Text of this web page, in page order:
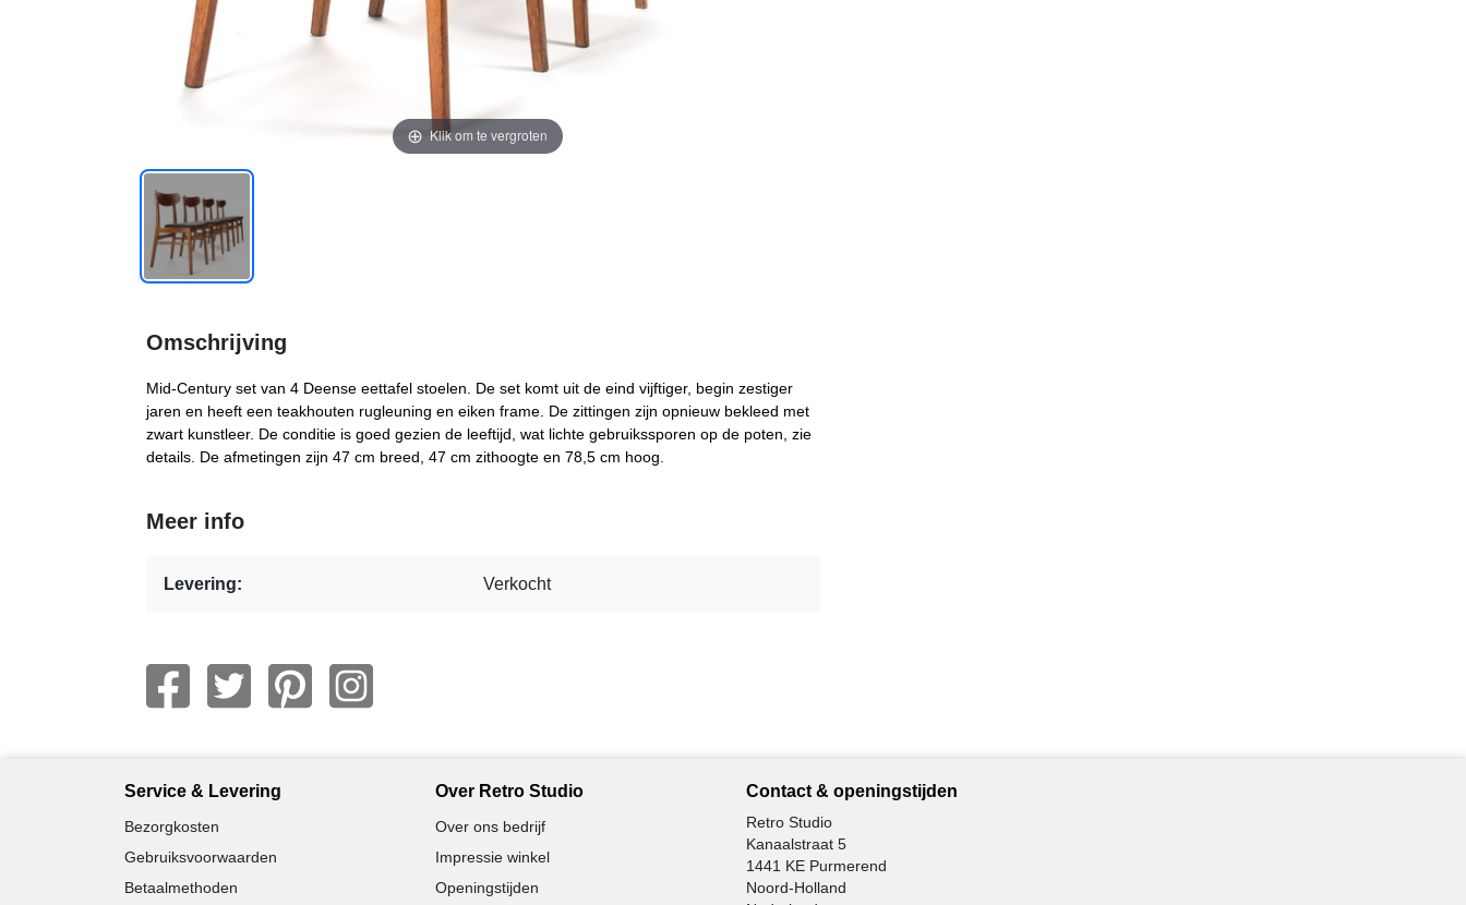
Klik om te vergroten
Omschrijving
Mid-Century set van 4 Deense eettafel stoelen. De set komt uit de eind vijftiger, begin zestiger
jaren en heeft een teakhouten rugleuning en eiken frame. De zittingen zijn opnieuw bekleed met
zwart kunstleer. De conditie is goed gezien de leeftijd, wat lichte gebruikssporen op de poten, zie
details. De afmetingen zijn 47 cm breed, 47 cm zithoogte en 78,5 cm hoog.
Meer info
Levering: Verkocht
Service & Levering
Bezorgkosten
Gebruiksvoorwaarden
Betaalmethoden
Over Retro Studio
Over ons bedrijf
Impressie winkel
Openingstijden
Contact & openingstijden
Retro Studio
Kanaalstraat 5
1441 KE Purmerend
Noord-Holland